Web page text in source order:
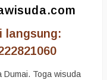
langsung:
Dumai. Toga wisuda